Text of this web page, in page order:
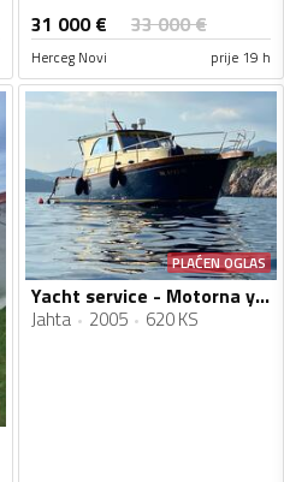
31 000€ 33 000€
Herceg Novi prije 19 h
PLAĆEN OGLAS
Yacht service - Motorna yahta Marco Polo 12
Jahta 2005 620 KS